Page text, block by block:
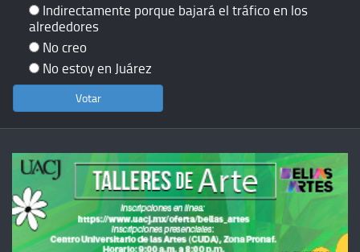
Indirectamente porque bajará el tráfico en los
alrededores
No creo
No estoy en Juárez